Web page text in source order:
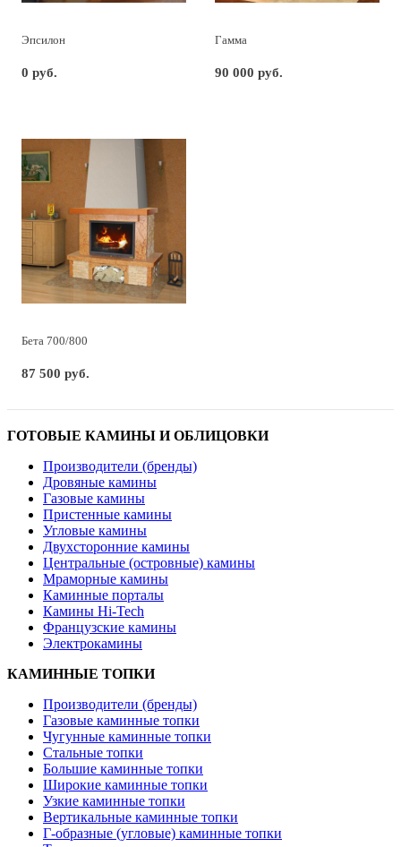
Эпсилон
0 руб.
Гамма
90 000 руб.
Бета 700/800
87 500 руб.
ГОТОВЫЕ КАМИНЫ И ОБЛИЦОВКИ
Производители (бренды)
Дровяные камины
Газовые камины
Пристенные камины
Угловые камины
Двухсторонние камины
Центральные (островные) камины
Мраморные камины
Каминные порталы
Камины Hi-Tech
Французские камины
Электрокамины
КАМИННЫЕ ТОПКИ
Производители (бренды)
Газовые каминные топки
Чугунные каминные топки
Стальные топки
Большие каминные топки
Широкие каминные топки
Узкие каминные топки
Вертикальные каминные топки
Г-образные (угловые) каминные топки